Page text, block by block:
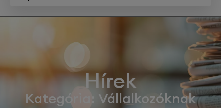
Hírek
Kategória: Vállalkozóknak